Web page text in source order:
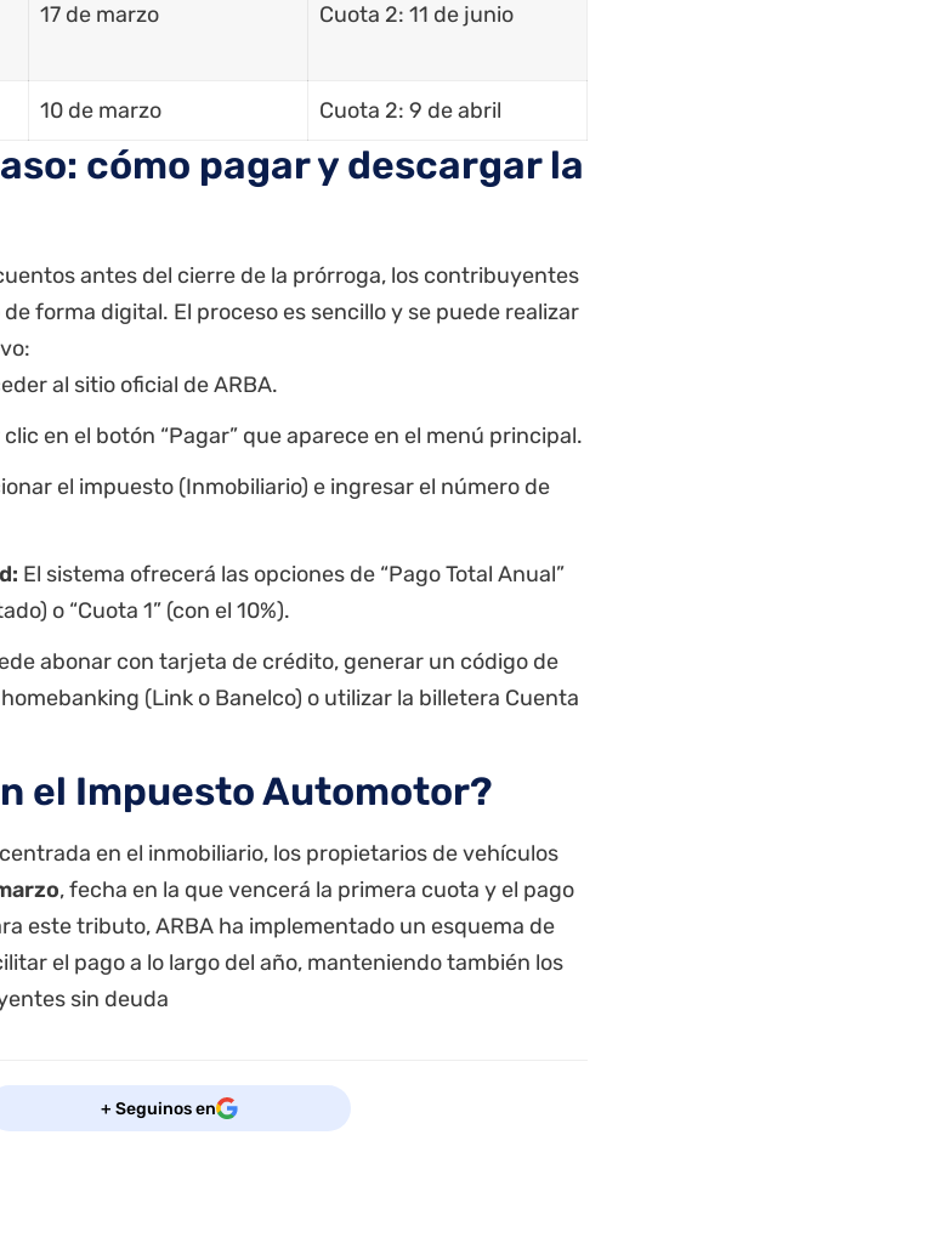
17 de marzo Cuota 2: 11 de junio
10 de marzo Cuota 2: 9 de abril
cómo pagar y descargar la
antes del cierre de la prórroga, los contribuyentes
forma digital. El proceso es sencillo y se puede realizar
al sitio oficial deARBA.
en el botón “Pagar” que aparece en el menú principal.
el impuesto (Inmobiliario) e ingresar el número de
El sistema ofrecerá las opciones de “Pago Total Anual”
o “Cuota 1” (con el 10%).
abonar con tarjeta de crédito, generar un código de
(Link o Banelco) o utilizar la billetera Cuenta
el Impuesto Automotor?
en el inmobiliario, los propietarios de vehículos
, fecha en la que vencerá la primera cuota y el pago
este tributo, ARBA ha implementado un esquema de
el pago a lo largo del año, manteniendo también los
sin deuda
+ Seguinos en